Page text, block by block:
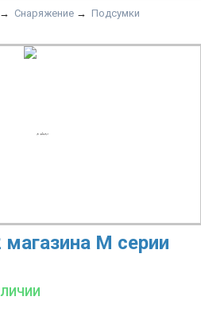
→ Снаряжение→ Подсумки
М серии